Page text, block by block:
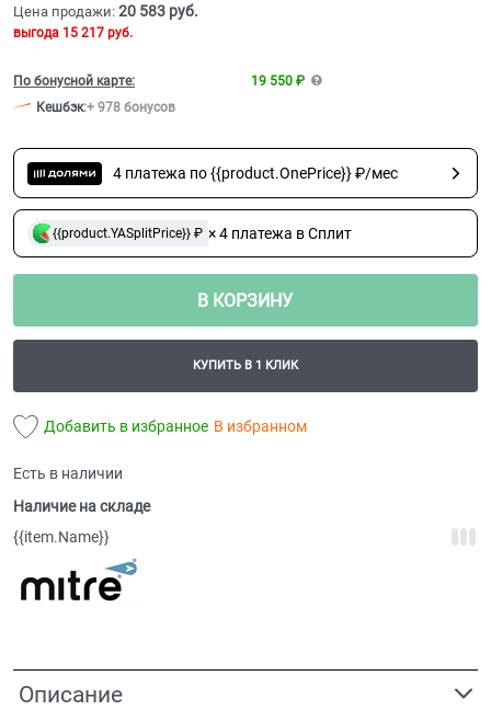
Цена продажи: 20 583 руб.
выгода 15 217 руб.
По бонусной карте:
19 550 ₽
Кешбэк:+ 978 бонусов
4 платежа по {{product.OnePrice}} ₽/мес
{{product.YASplitPrice}} ₽ × 4 платежа в Сплит
В КОРЗИНУ
КУПИТЬ В 1 КЛИК
Добавить в избранное В избранном
Есть в наличии
Наличие на складе
{{item.Name}}
Описание